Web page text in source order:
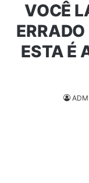
VOCÊ
ESTA É
ADM